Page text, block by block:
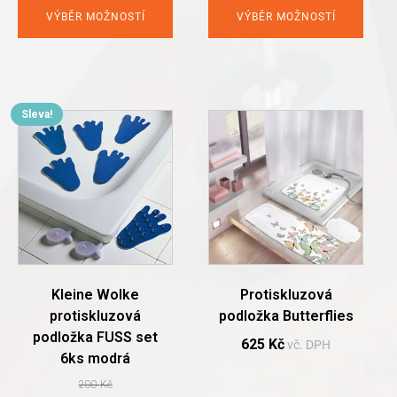
VÝBĚR MOŽNOSTÍ
was:
225 Kč.
150 Kč.
VÝBĚR MOŽNOSTÍ
Sleva!
Kleine Wolke
protiskluzová
podložka FUSS set
6ks modrá
200Kč
Protiskluzová
podložka Butterflies
625 Kčvč. DPH
This
product
has
multiple
variants.
The
options
may
be
chosen
the
product